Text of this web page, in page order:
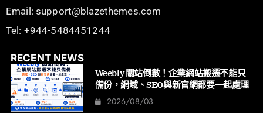
Email: support@blazethemes.com
Tel: +944-5484451244
RECENT NEWS
Weebly 關站倒數！企業網站搬遷不能只
備份，網域、SEO與新官網都要一起處理
2026/08/03